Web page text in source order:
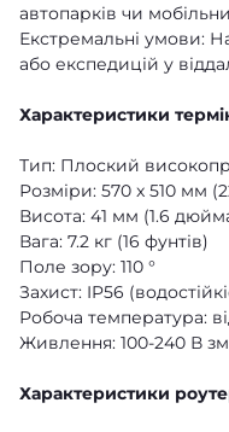
автопарків чи
Екстремальні умови:
або експедицій у
Характеристики
Тип: Плоский
Розміри: 570 x 510 мм
Висота: 41 мм (1.6
Вага: 7.2 кг (16 фунтів)
Поле зору: 110 °
Захист: IP56
Робоча температура:
Живлення: 100-240 В
Характеристики